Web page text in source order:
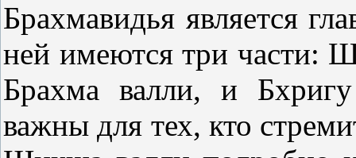
Брахмавидья является
ней имеются три части:
Брахма валли, и
важны для тех, кто